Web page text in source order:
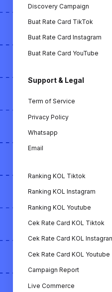
Discovery Campaign
Buat Rate Card TikTok
Buat Rate Card Instagram
Buat Rate Card YouTube
Support & Legal
Term of Service
Privacy Policy
Whatsapp
Email
Ranking KOL Tiktok
Ranking KOL Instagram
Ranking KOL Youtube
Cek Rate Card KOL Tiktok
Cek Rate Card KOL
Cek Rate Card KOL Youtube
Campaign Report
Live Commerce